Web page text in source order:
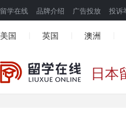
留学在线 品牌介绍 广告投放 投诉
美国 英国 澳洲
日本